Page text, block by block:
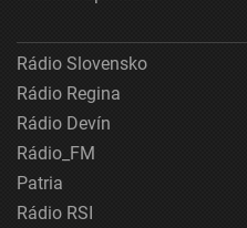
Rádio Slovensko
Rádio Regina
Rádio Devín
Rádio_FM
Patria
Rádio RSI